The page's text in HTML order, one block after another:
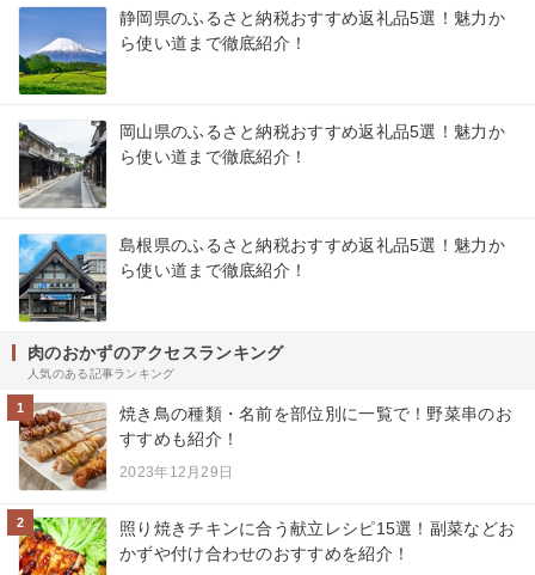
静岡県のふるさと納税おすすめ返礼品5選！魅力か
ら使い道まで徹底紹介！
岡山県のふるさと納税おすすめ返礼品5選！魅力か
ら使い道まで徹底紹介！
島根県のふるさと納税おすすめ返礼品5選！魅力か
ら使い道まで徹底紹介！
肉のおかずのアクセスランキング
人気のある記事ランキング
1
焼き鳥の種類・名前を部位別に一覧で！野菜串のお
すすめも紹介！
2023年12月29日
2
照り焼きチキンに合う献立レシピ15選！副菜などお
かずや付け合わせのおすすめを紹介！